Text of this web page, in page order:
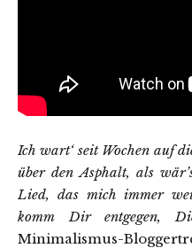
Ich wart‘ seit Wochen auf
über den Asphalt, als
Lied, das mich immer
komm Dir entgegen,
Minimalismus-